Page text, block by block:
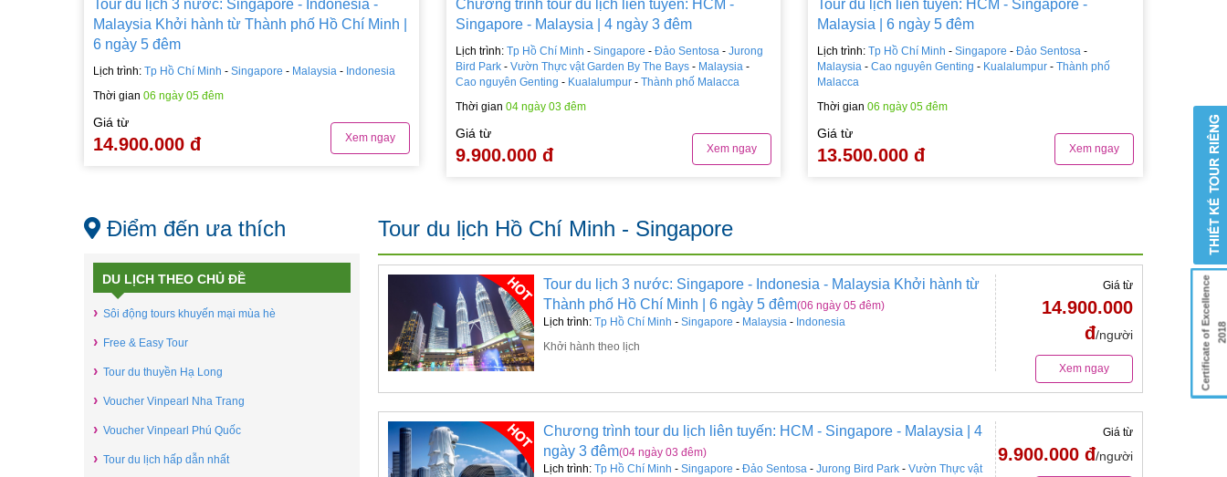
Tour du lịch 3 nước: Singapore - Indonesia -
Malaysia Khởi hành từ Thành phố Hồ Chí Minh |
6 ngày 5 đêm
Lịch trình: Tp Hồ Chí Minh - Singapore - Malaysia - Indonesia
Thời gian 06 ngày 05 đêm
Giá từ
14.900.000 đ Xem ngay
Chương trình tour du lịch liên tuyến: HCM -
Singapore - Malaysia | 4 ngày 3 đêm
Lịch trình: Tp Hồ Chí Minh - Singapore - Đảo Sentosa - Jurong
Bird Park- Vườn Thực vật Garden By The Bays - Malaysia-
Cao nguyên Genting - Kualalumpur - Thành phố Malacca
Thời gian 04 ngày 03 đêm
Giá từ
9.900.000 đ Xem ngay
Tour du lịch liên tuyến: HCM - Singapore -
Malaysia | 6 ngày 5 đêm
Lịch trình:Tp Hồ Chí Minh -Singapore -Đảo Sentosa-
Malaysia -Cao nguyên Genting - Kualalumpur-Thành phố
Malacca
Thời gian06 ngày 05 đêm
Giá từ
13.500.000 đ Xem ngay
Điểm đến ưa thích
DU LỊCH THEO CHỦ ĐỀ
› Sôi động tours khuyến mại mùa hè
› Free & Easy Tour
› Tour du thuyền Hạ Long
› Voucher Vinpearl Nha Trang
› Voucher Vinpearl Phú Quốc
› Tour du lịch hấp dẫn nhất
Tour du lịch Hồ Chí Minh - Singapore
Tour du lịch 3 nước: Singapore - Indonesia - Malaysia Khởi hành từ
Thành phố Hồ Chí Minh | 6 ngày 5 đêm(06 ngày 05 đêm)
Lịch trình: Tp Hồ Chí Minh - Singapore - Malaysia - Indonesia
Khởi hành theo lịch
Giá từ
14.900.000
đ/người
Xem ngay
Chương trình tour du lịch liên tuyến: HCM - Singapore - Malaysia | 4
ngày 3 đêm(04 ngày 03 đêm)
Lịch trình: Tp Hồ Chí Minh - Singapore - Đảo Sentosa - Jurong Bird Park - Vườn Thực vật
Giá từ
9.900.000 đ/người
Certificate of Excellence 2018